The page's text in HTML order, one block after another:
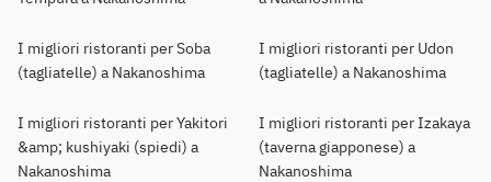
I migliori ristoranti per Soba
(tagliatelle) a Nakanoshima
I migliori ristoranti per Udon
(tagliatelle) a Nakanoshima
I migliori ristoranti per Yakitori
&amp; kushiyaki (spiedi) a
Nakanoshima
I migliori ristoranti per Izakaya
(taverna giapponese) a
Nakanoshima